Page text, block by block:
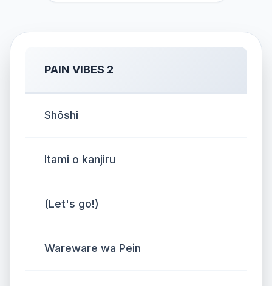
PAIN VIBES 2
Shōshi
Itami o kanjiru
(Let's go!)
Wareware wa Pein